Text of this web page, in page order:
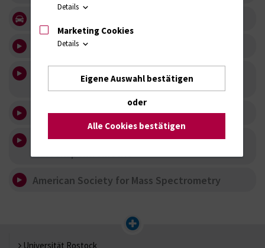
Institute of Immunology
Molecular Mechanisms of Regenerative
Affinity Mass Spectrometry
Deutsche Gesellschaft für
Massenspektrometrie
American Society for Mass Spectrometry
Universität Rostock
Details
Marketing Cookies
Details
Eigene Auswahl bestätigen
oder
Alle Cookies bestätigen